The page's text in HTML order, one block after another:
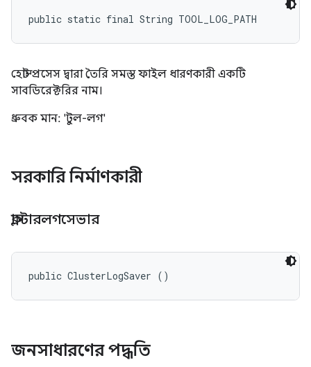
public static final String TOOL_LOG_PATH
হোস্ট প্রসেস দ্বারা তৈরি সমস্ত ফাইল ধারণকারী একটি
সাবডিরেক্টরির নাম।
ধ্রুবক মান: 'টুল-লগ'
সরকারি নির্মাণকারী
ক্লাস্টারলগসেভার
public ClusterLogSaver ()
জনসাধারণের পদ্ধতি